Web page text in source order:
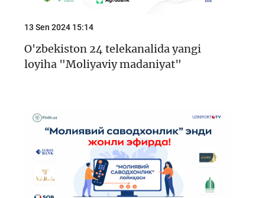
13 Sen 2024 15:14
O'zbekiston 24 telekanalida yangi
loyiha "Moliyaviy madaniyat"